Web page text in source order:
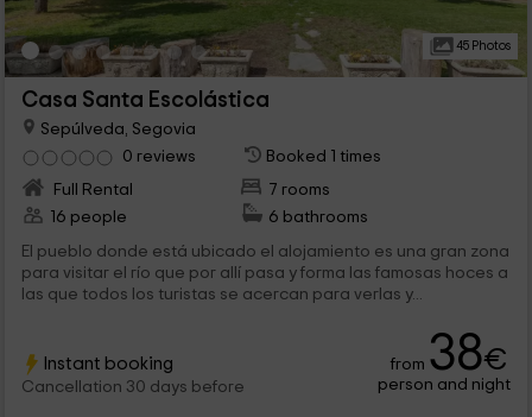
45 Photos
Casa Santa Escolástica
Sepúlveda, Segovia
0 reviews
Booked 1 times
Full Rental
7 rooms
16 people
6 bathrooms
El pueblo donde está ubicado el alojamiento es una gran zona
para visitar el río que por allí pasa y forma las famosas hoces a
las que todos los turistas se acercan para verlas y...
Instant booking
Cancellation 30 days before
from 38€
person and night